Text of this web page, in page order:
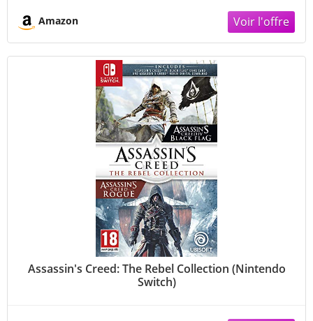
Amazon
Assassin's Creed: The Rebel Collection (Nintendo
Switch)